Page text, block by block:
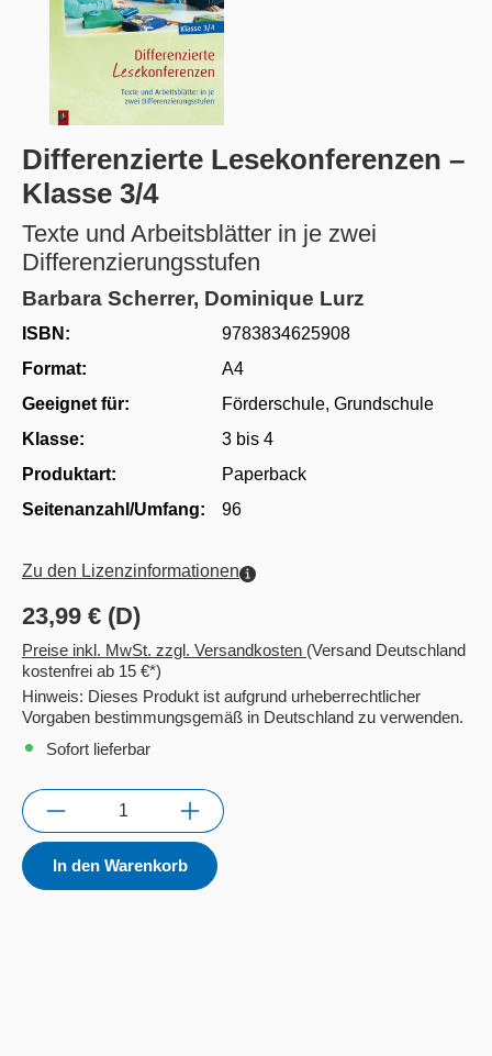
Differenzierte Lesekonferenzen –
Klasse 3/4
Texte und Arbeitsblätter in je zwei
Differenzierungsstufen
Barbara Scherrer, Dominique Lurz
ISBN:
9783834625908
Format:
A4
Geeignet für:
Förderschule, Grundschule
Klasse:
3 bis 4
Produktart:
Paperback
Seitenanzahl/Umfang:
96
Zu den Lizenzinformationen
23,99 € (D)
Preise inkl. MwSt. zzgl. Versandkosten (Versand Deutschland
kostenfrei ab 15 €*)
Hinweis: Dieses Produkt ist aufgrund urheberrechtlicher
Vorgaben bestimmungsgemäß in Deutschland zu verwenden.
Sofort lieferbar
Anzahl
In den Warenkorb